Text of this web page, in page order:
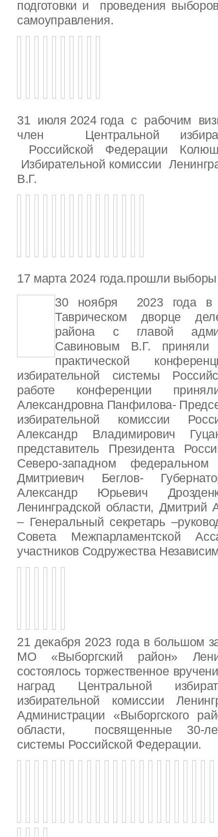
подготовки и проведения
самоуправления.
31 июля 2024 года с рабочим
член Центральной
Российской Федерации
Избирательной комиссии
В.Г.
17 марта 2024 года.прошли
30 ноября 2023 года в
Таврическом дворце
района с главой
Савиновым В.Г. приняли
практической
избирательной системы
работе конференции
Александровна Панфилова-
избирательной комиссии
Александр Владимирович
представитель Президента
Северо-западном федеральном
Дмитриевич Беглов-
Александр Юрьевич
Ленинградской области, Дмитрий
– Генеральный секретарь
Совета Межпарламентской
участников Содружества
21 декабря 2023 года в большом
МО «Выборгский район»
состоялось торжественное
наград Центральной
избирательной комиссии
Администрации «Выборгского
области, посвященные 30-
системы Российской Федерации.